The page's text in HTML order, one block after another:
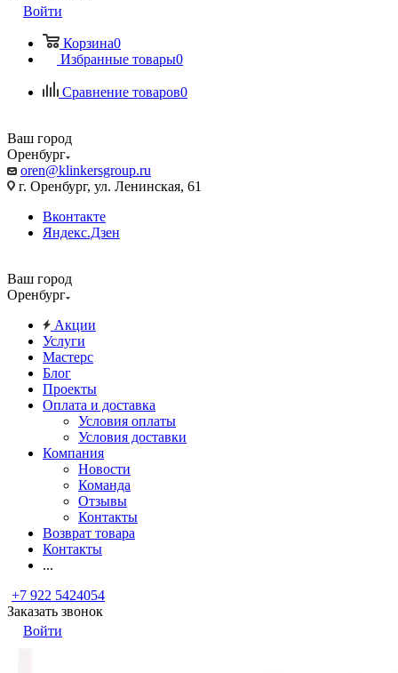
Войти
Корзина0
Избранные товары0
Сравнение товаров0
Ваш город
Оренбург
oren@klinkersgroup.ru
г. Оренбург, ул. Ленинская, 61
Вконтакте
Яндекс.Дзен
Ваш город
Оренбург
Акции
Услуги
Мастерс
Блог
Проекты
Оплата и доставка
Условия оплаты
Условия доставки
Компания
Новости
Команда
Отзывы
Контакты
Возврат товара
Контакты
...
+7 922 5424054
Заказать звонок
Войти